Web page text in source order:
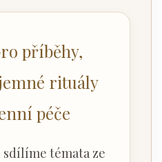
příběhy,
rituály
péče
sdílíme témata ze